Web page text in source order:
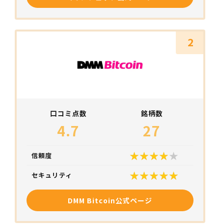
2
口コミ点数
4.7
銘柄数
27
信頼度
セキュリティ
DMM Bitcoin公式ページ